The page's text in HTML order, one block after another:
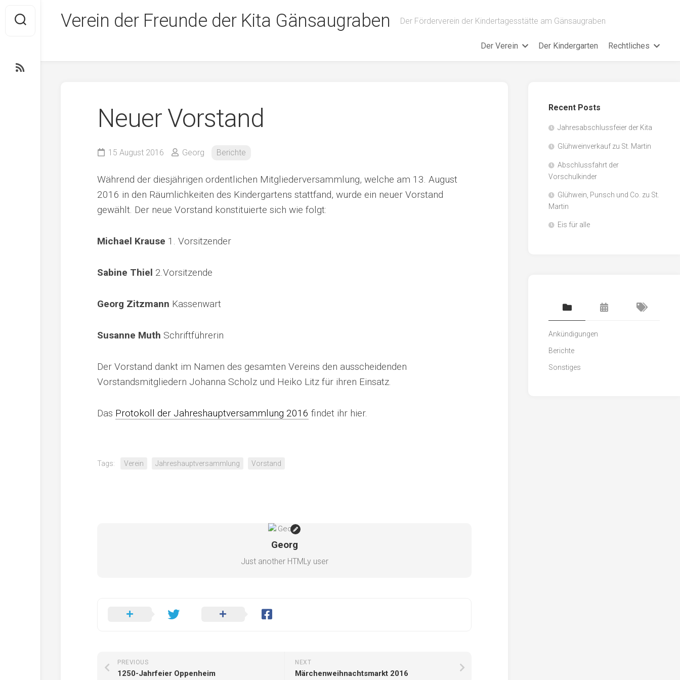
content
Verein der Freunde der Kita Gänsaugraben Der Förderverein der Kindertagesstätte am Gänsaugraben
Der Verein Der Kindergarten Rechtliches
Neuer Vorstand
15 August 2016 Georg Berichte
Während der diesjährigen ordentlichen Mitgliederversammlung, welche am 13. August
2016 in den Räumlichkeiten des Kindergartens stattfand, wurde ein neuer Vorstand
gewählt. Der neue Vorstand konstituierte sich wie folgt:
Michael Krause 1. Vorsitzender
Sabine Thiel 2.Vorsitzende
Georg Zitzmann Kassenwart
Susanne Muth Schriftführerin
Der Vorstand dankt im Namen des gesamten Vereins den ausscheidenden
Vorstandsmitgliedern Johanna Scholz und Heiko Litz für ihren Einsatz.
Das Protokoll der Jahreshauptversammlung 2016 findet ihr hier.
Tags: Verein Jahreshauptversammlung Vorstand
Georg
Just another HTMLy user
NEXT
Märchenweihnachtsmarkt 2016
PREVIOUS
1250-Jahrfeier Oppenheim
Recent Posts
Jahresabschlussfeier der Kita
Glühweinverkauf zu St. Martin
Abschlussfahrt der
Vorschulkinder
Glühwein, Punsch und Co. zu St.
Martin
Eis für alle
Ankündigungen
Berichte
Sonstiges